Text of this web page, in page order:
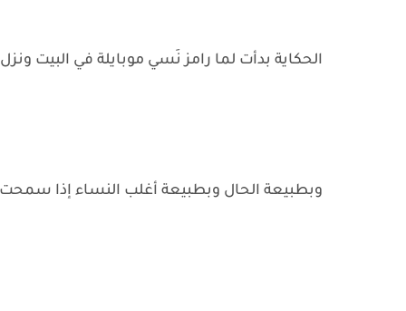
الحكاية بدأت لما رامز نَسي موبايلة في البيت
وبطبيعة الحال وبطبيعة أغلب النساء إذا